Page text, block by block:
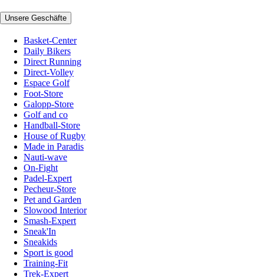
Unsere Geschäfte
Basket-Center
Daily Bikers
Direct Running
Direct-Volley
Espace Golf
Foot-Store
Galopp-Store
Golf and co
Handball-Store
House of Rugby
Made in Paradis
Nauti-wave
On-Fight
Padel-Expert
Pecheur-Store
Pet and Garden
Slowood Interior
Smash-Expert
Sneak'In
Sneakids
Sport is good
Training-Fit
Trek-Expert